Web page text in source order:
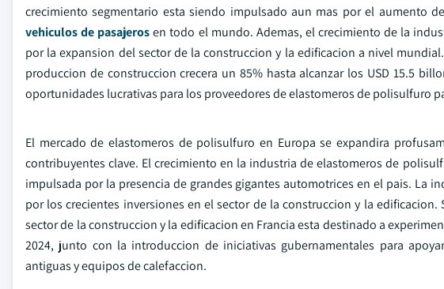
crecimiento segmentario esta siendo impulsado aun mas por el aumento
vehiculos de pasajerosen todo el mundo. Ademas, el crecimiento de la
por la expansion del sector de la construccion y la edificacion a nivel
produccion de construccion crecera un 85% hasta alcanzar los USD 15.5
oportunidades lucrativas para los proveedores de elastomeros de polisulfuro
El mercado de elastomeros de polisulfuro en Europa se expandira
contribuyentes clave. El crecimiento en la industria de elastomeros de
impulsada por la presencia de grandes gigantes automotrices en el pais. La
por los crecientes inversiones en el sector de la construccion y la
sector de la construccion y la edificacion en Francia esta destinado a
2024, junto con la introduccion de iniciativas gubernamentales para
antiguas y equipos de calefaccion.